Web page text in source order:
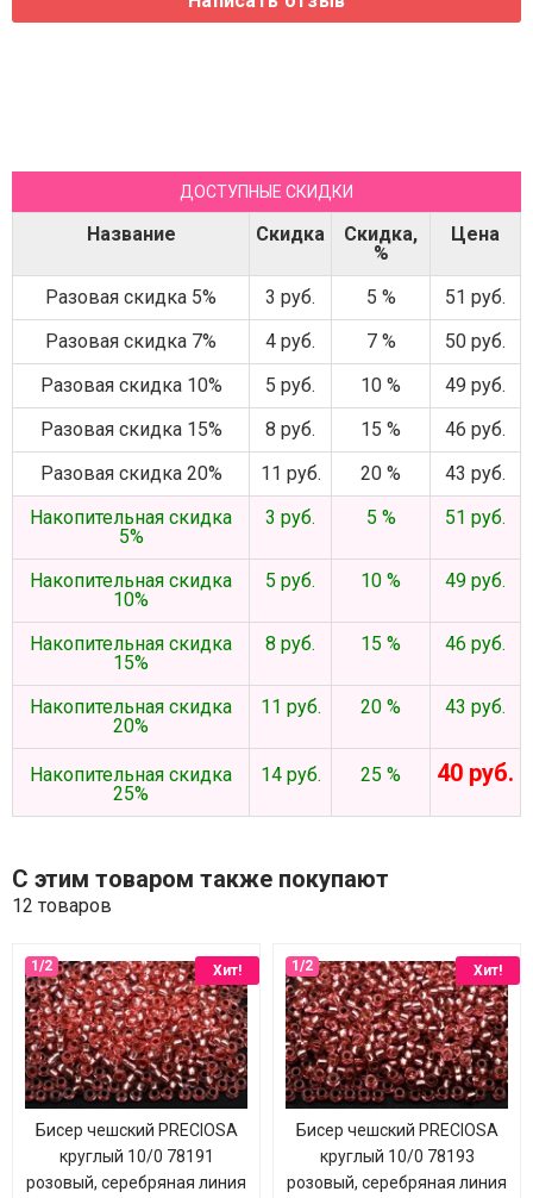
ДОСТУПНЫЕ СКИДКИ
Название Скидка
Скидка,
%
Цена
Разовая скидка 5% 3 руб. 5 %
51 руб.
Разовая скидка 7%
4 руб. 7 %
50 руб.
Разовая скидка 10%
5 руб. 10 %
49 руб.
Разовая скидка 15%
8 руб. 15 %
46 руб.
Разовая скидка 20%
11 руб. 20 %
43 руб.
Накопительная скидка
5%
3 руб. 5 % 51 руб.
Накопительная скидка
10%
5 руб. 10 % 49 руб.
Накопительная скидка
15%
8 руб. 15 % 46 руб.
Накопительная скидка
20%
11 руб. 20 % 43 руб.
Накопительная скидка
25%
14 руб. 25 % 40 руб.
С этим товаром также покупают
12 товаров
Хит!
Бисер чешский PRECIOSA
круглый 10/0 78191
розовый, серебряная линия
Хит!
Бисер чешский PRECIOSA
круглый 10/0 78193
розовый, серебряная линия